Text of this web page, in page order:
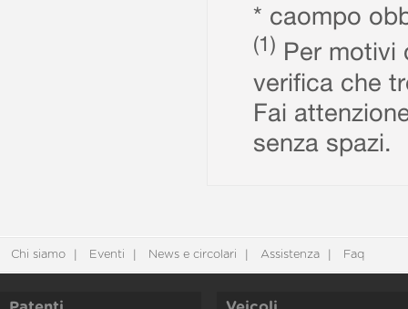
* caompo
(1) Per motivi
verifica che
Fai
senza spazi.
Chi siamo Eventi News e circolari Assistenza Faq